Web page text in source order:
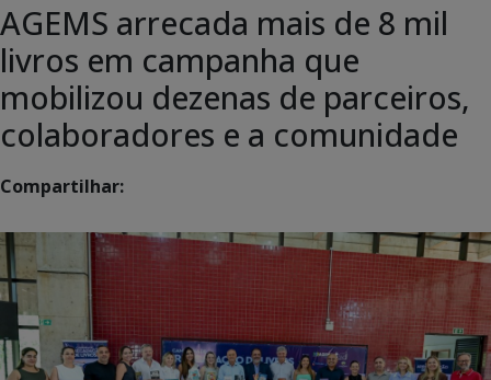
AGEMS arrecada mais de 8 mil
livros em campanha que
mobilizou dezenas de parceiros,
colaboradores e a comunidade
Compartilhar: